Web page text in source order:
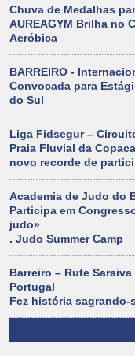
Chuva de Medalhas
AUREAGYM Brilha no
Aeróbica
BARREIRO -
Convocada para
do Sul
Liga Fidsegur –
Praia Fluvial da
novo recorde de
Academia de Judo do
Participa em
judo»
. Judo Summer Camp
Barreiro – Rute
Portugal
Fez história sagrando-